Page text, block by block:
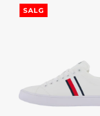
SALG